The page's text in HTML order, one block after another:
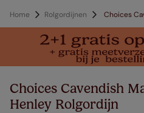
Home Rolgordijnen Choices
Choices Cavendish
Henley Rolgordijn